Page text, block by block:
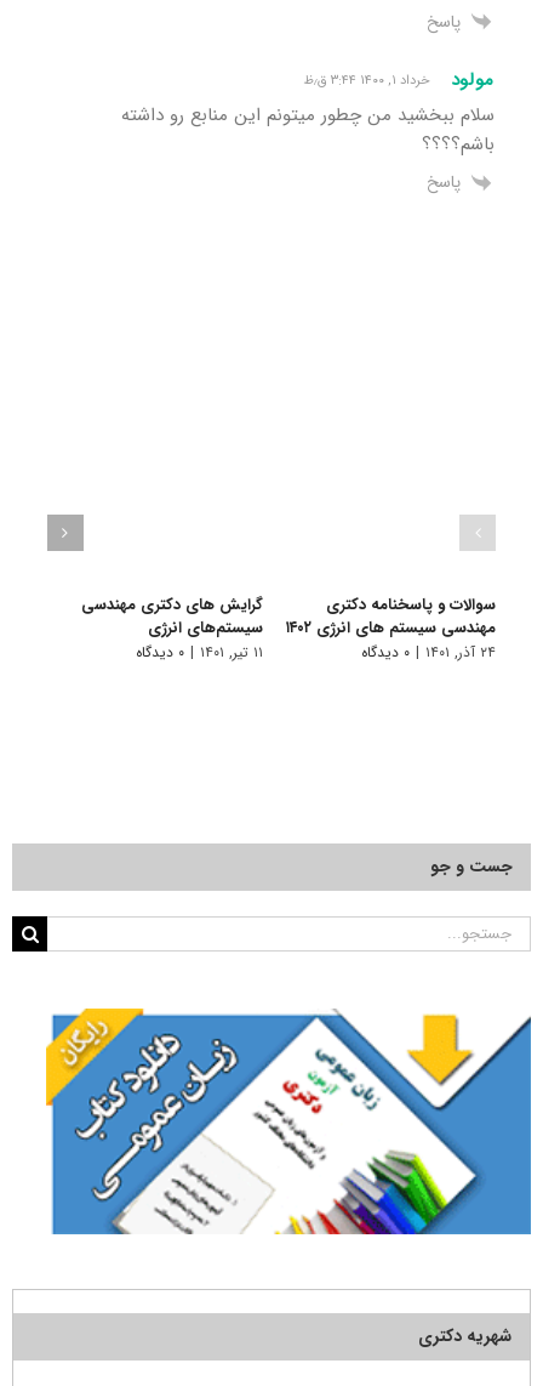
پاسخ
مولود خرداد ۱, ۱۴۰۰ ۳:۴۴ ق٫ظ
سلام ببخشید من چطور میتونم این منابع رو داشته
باشم؟؟؟؟
پاسخ
سوالات و پاسخنامه دکتری
مهندسی سیستم های انرژی ۱۴۰۲
۲۴ آذر, ۱۴۰۱ | ۰ دیدگاه
گرایش های دکتری مهندسی
سیستم‌های انرژی
۱۱ تیر, ۱۴۰۱ | ۰ دیدگاه
جست و جو
جستجو
شهریه دکتری